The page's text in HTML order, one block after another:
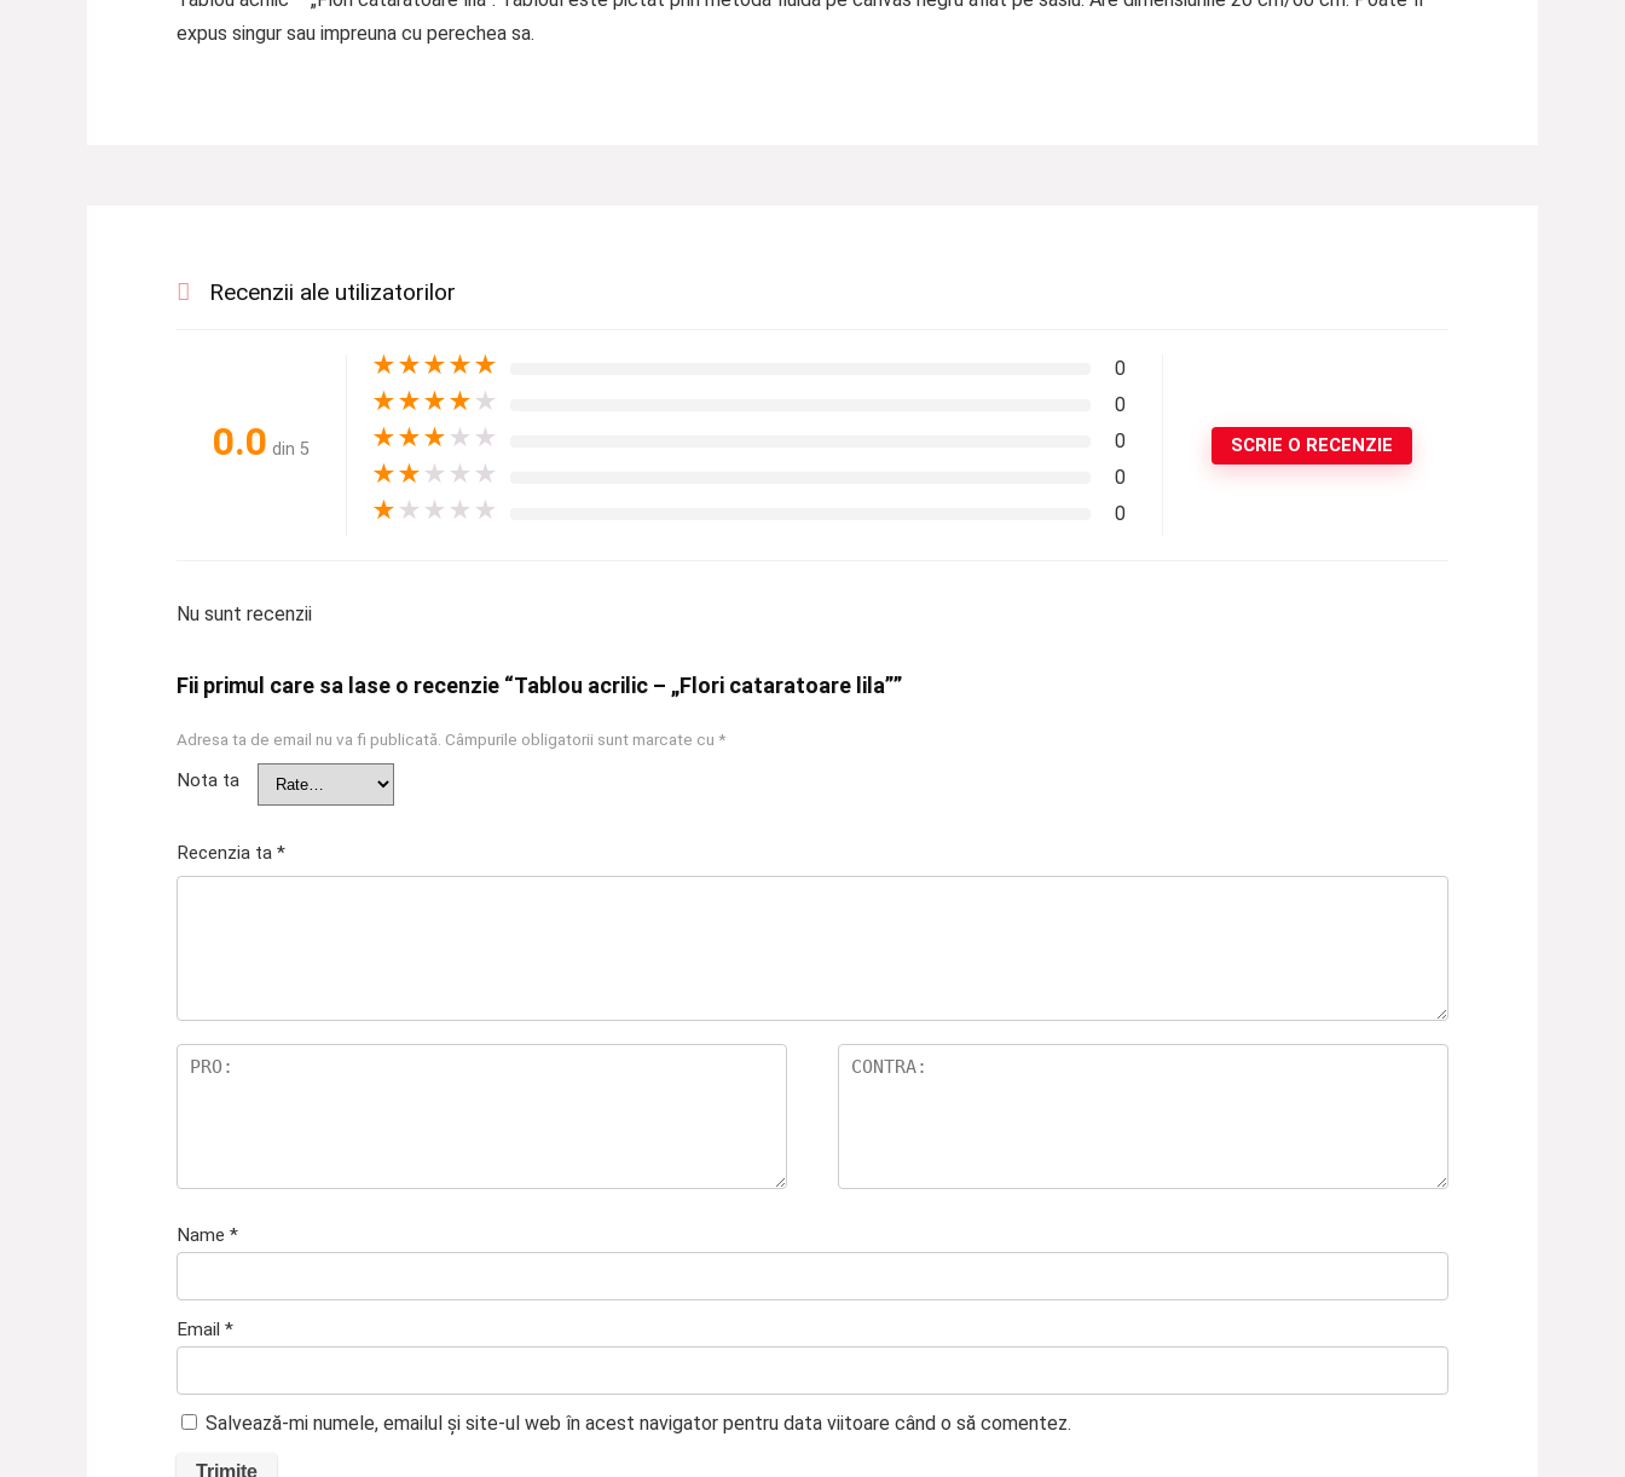
expus singur sau impreuna cu perechea sa.
Recenzii ale utilizatorilor
0.0 din 5
★★★★★ 0
★★★★ ★ 0
★★★ ★ ★ 0
★★ ★ ★ ★ 0
★ ★ ★ ★ ★ 0
SCRIE O RECENZIE
Nu sunt recenzii
Fii primul care sa lase o recenzie “Tablou acrilic – „Flori cataratoare lila””
Adresa ta de email nu va fi publicată. Câmpurile obligatorii sunt marcate cu *
Nota ta
Recenzia ta *
Name *
Email *
Salvează-mi numele, emailul și site-ul web în acest navigator pentru data viitoare când o să comentez.